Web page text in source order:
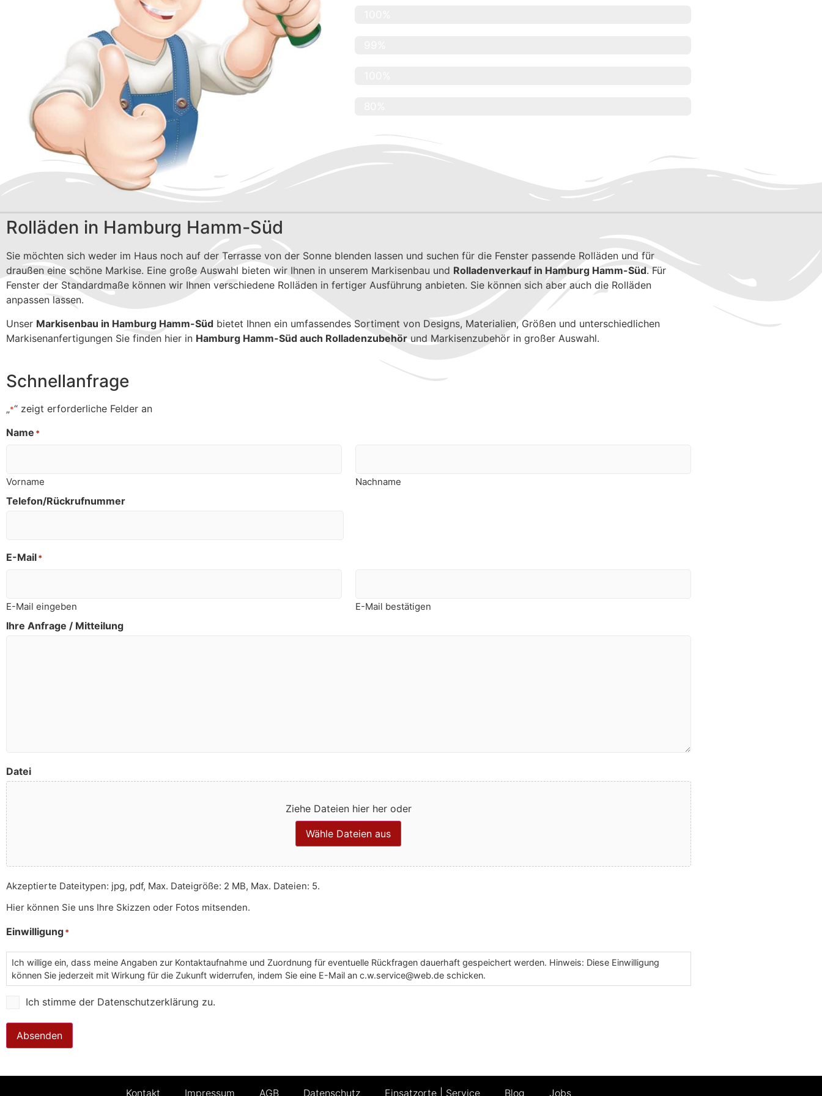
Rolläden in Hamburg Hamm-Süd
Sie möchten sich weder im Haus noch auf der Terrasse von der Sonne blenden lassen und suchen für die Fenster passende Rolläden und für
draußen eine schöne Markise. Eine große Auswahl bieten wir Ihnen in unserem Markisenbau und Rolladenverkauf in Hamburg Hamm-Süd. Für
Fenster der Standardmaße können wir Ihnen verschiedene Rolläden in fertiger Ausführung anbieten. Sie können sich aber auch die Rolläden
anpassen lassen.
Unser Markisenbau in Hamburg Hamm-Süd bietet Ihnen ein umfassendes Sortiment von Designs, Materialien, Größen und unterschiedlichen
Markisenanfertigungen Sie finden hier in Hamburg Hamm-Süd auch Rolladenzubehör und Markisenzubehör in großer Auswahl.
Schnellanfrage
„*“ zeigt erforderliche Felder an
Name *
Vorname Nachname
Telefon/Rückrufnummer
E-Mail*
E-Mail eingeben E-Mail bestätigen
Ihre Anfrage / Mitteilung
Datei
Ziehe Dateien hier her oder
Wähle Dateien aus
Akzeptierte Dateitypen: jpg, pdf, Max. Dateigröße: 2 MB, Max. Dateien: 5.
Hier können Sie uns Ihre Skizzen oder Fotos mitsenden.
Einwilligung*
Ich willige ein, dass meine Angaben zur Kontaktaufnahme und Zuordnung für eventuelle Rückfragen dauerhaft gespeichert werden. Hinweis: Diese Einwilligung
können Sie jederzeit mit Wirkung für die Zukunft widerrufen, indem Sie eine E-Mail an c.w.service@web.de schicken.
Ich stimme der Datenschutzerklärung zu.
Absenden
Kontakt Impressum AGB Datenschutz Einsatzorte | Service Blog Jobs